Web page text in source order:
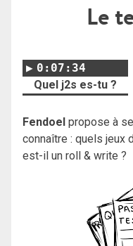
Le
0:07:34
Quel j2s es-tu ?
Fendoel propose à
connaître : quels jeux
est-il un roll & write ?